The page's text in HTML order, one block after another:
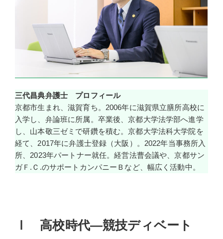
三代昌典弁護士 プロフィール
京都市生まれ、滋賀育ち。2006年に滋賀県立膳所高校に
入学し、弁論班に所属。卒業後、京都大学法学部へ進学
し、山本敬三ゼミで研鑽を積む。京都大学法科大学院を
経て、2017年に弁護士登録（大阪）。2022年当事務所入
所、2023年パートナー就任。経営法曹会議や、京都サン
ガＦ.Ｃ.のサポートカンパニーＢなど、幅広く活動中。
Ⅰ 高校時代―競技ディベート